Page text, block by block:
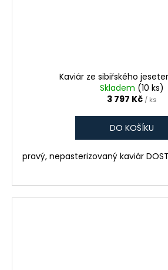
Kaviár ze sibiřského
Skladem (10 ks)
3 797 Kč / ks
DO KOŠÍKU
pravý, nepasterizovaný kaviár